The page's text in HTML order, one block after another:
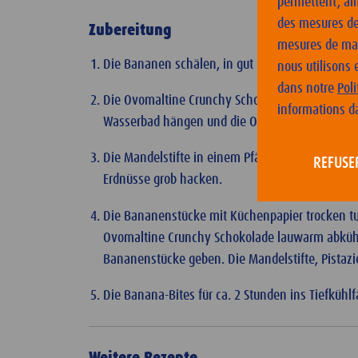
Zubereitung
Die Bananen schälen, in gut 1 cm dicke
Die Ovomaltine Crunchy Schokolade in Stücke
Wasserbad hängen und die Ovomaltine
Die Mandelstifte in einem Pfännchen
Erdnüsse grob hacken.
Die Bananenstücke mit Küchenpapier trocken
Ovomaltine Crunchy Schokolade lauwarm
Bananenstücke geben. Die Mandelstifte,
Die Banana-Bites für ca. 2 Stunden ins
des mesures
mesures de
nous utilisons
dans notre
informations